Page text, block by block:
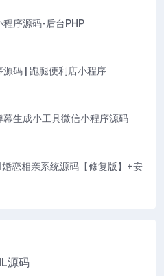
程序源码-后台PHP
码 | 跑腿便利店小程序
幕生成小工具微信小程序源码
恋相亲系统源码【修复版】+安
源码